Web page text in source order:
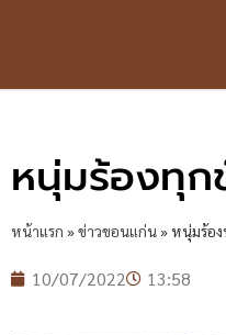
หนุ่มร้องทุก
หน้าแรก »ข่าวขอนแก่น» หนุ่มร้อ
10/07/2022 13:58